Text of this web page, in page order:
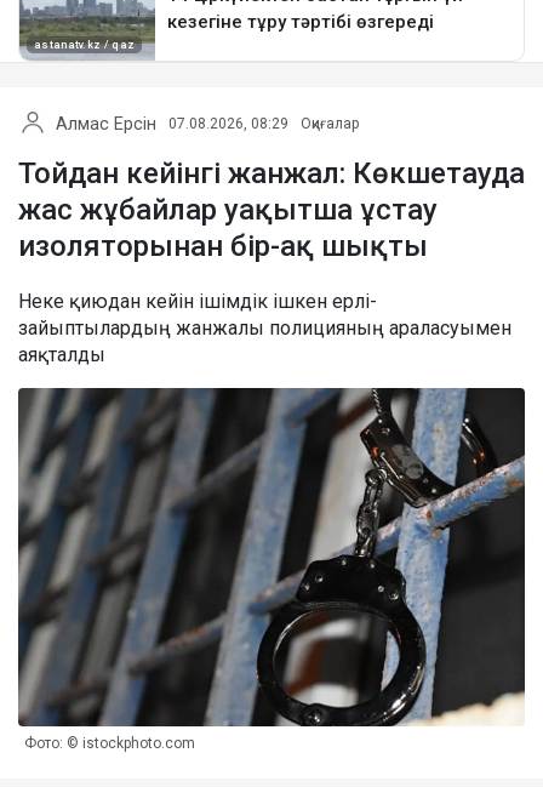
Алмас Ерсін 07.08.2026, 08:29 Оқиғалар
Тойдан кейінгі жанжал: Көкшетауда
жас жұбайлар уақытша ұстау
изоляторынан бір-ақ шықты
Неке қиюдан кейін ішімдік ішкен ерлі-
зайыптылардың жанжалы полицияның араласуымен
аяқталды
Фото: © istockphoto.com